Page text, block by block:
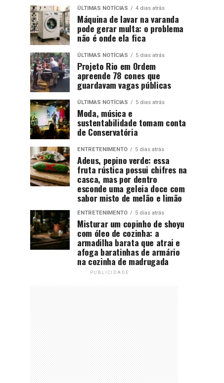
ÚLTIMAS NOTÍCIAS 4 dias atrás
Máquina de lavar na varanda
pode gerar multa: o problema
não é onde ela fica
ÚLTIMAS NOTÍCIAS 5 dias atrás
Projeto Rio em Ordem
apreende 78 cones que
guardavam vagas públicas
ÚLTIMAS NOTÍCIAS 5 dias atrás
Moda, música e
sustentabilidade tomam conta
de Conservatória
ENTRETENIMENTO 5 dias atrás
Adeus, pepino verde: essa
fruta rústica possui chifres na
casca, mas por dentro
esconde uma geleia doce com
sabor misto de melão e limão
ENTRETENIMENTO 5 dias atrás
Misturar um copinho de shoyu
com óleo de cozinha: a
armadilha barata que atrai e
afoga baratinhas de armário
na cozinha de madrugada
PUBLICIDADE